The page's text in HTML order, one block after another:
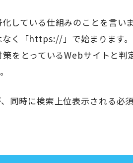
している仕組みのことを言いま
く「https://」で始まります。
をとっているWebサイトと判
同時に検索上位表示される必